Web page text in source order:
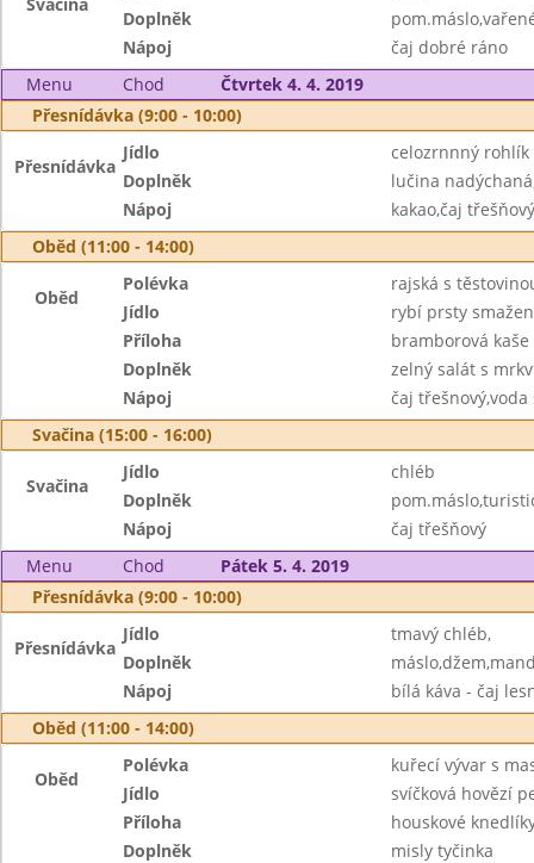
Doplněk
Nápoj
čaj dobré ráno
Menu
Chod
Čtvrtek 4. 4. 2019
Přesnídávka (9:00 - 10:00)
Přesnídávka
Jídlo
celozrnnný rohlík
Doplněk
lučina
Nápoj
kakao,čaj třešňový
Oběd (11:00 - 14:00)
Oběd
Polévka
rajská s
Jídlo
rybí prsty
Příloha
bramborová kaše
Doplněk
zelný salát s
Nápoj
čaj
Svačina (15:00 - 16:00)
Svačina
Jídlo
chléb
Doplněk
Nápoj
čaj třešňový
Menu
Chod
Pátek 5. 4. 2019
Přesnídávka (9:00 - 10:00)
Přesnídávka
Jídlo
tmavý chléb,
Doplněk
Nápoj
bílá káva - čaj
Oběd (11:00 - 14:00)
Oběd
Polévka
kuřecí vývar s
Jídlo
svíčková hovězí
Příloha
houskové
Doplněk
misly tyčinka